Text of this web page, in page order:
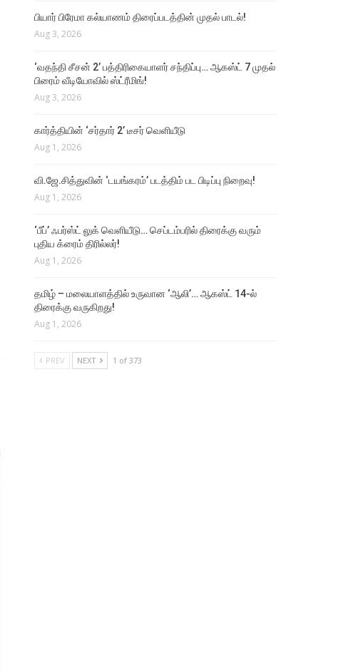
பியார் பிரேமா கல்யாணம் திரைப்படத்தின் முதல் பாடல்!
Aug 3, 2026
‘வதந்தி சீசன் 2’ பத்திரிகையாளர் சந்திப்பு… ஆகஸ்ட் 7 முதல்
பிரைம் வீடியோவில் ஸ்ட்ரீமிங்!
Aug 3, 2026
கார்த்தியின் ‘சர்தார் 2’ டீசர் வெளியீடு
Aug 1, 2026
வி.ஜே.சித்துவின் ‘டயங்கரம்’ படத்திம் பட பிடிப்பு நிறைவு!
Aug 1, 2026
‘பீப்’ ஃபர்ஸ்ட் லுக் வெளியீடு… செப்டம்பரில் திரைக்கு வரும்
புதிய க்ரைம் திரில்லர்!
Aug 1, 2026
தமிழ் – மலையாளத்தில் உருவான ‘ஆலி’… ஆகஸ்ட் 14-ல்
திரைக்கு வருகிறது!
Aug 1, 2026
PREV NEXT 1 of 373